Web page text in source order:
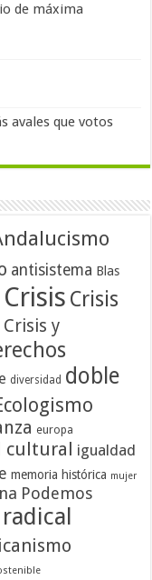
de máxima
avales que votos
antisistema Blas
Crisis Crisis
Crisis y
diversidad doble
europa
cultural igualdad
memoria histórica mujer
Podemos
radical